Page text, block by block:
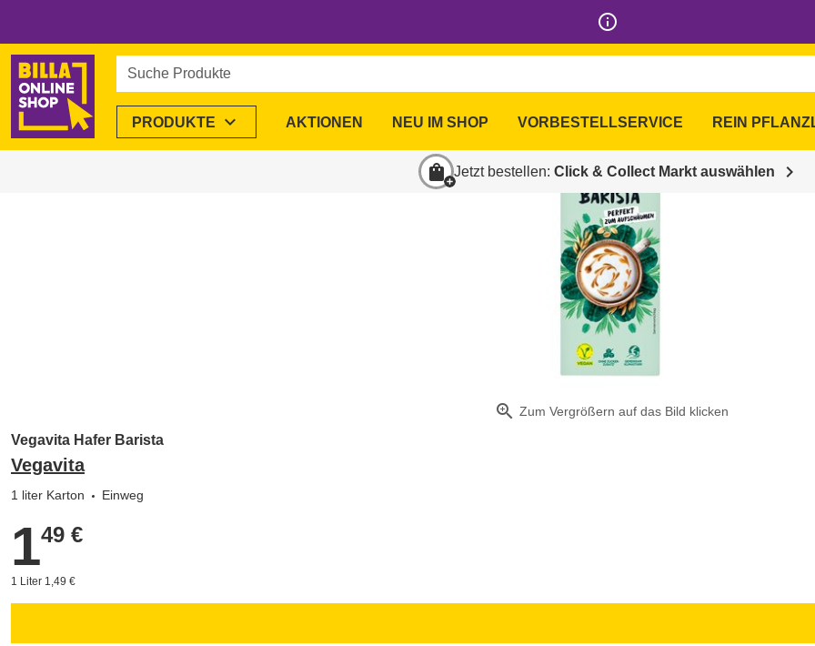
info_outline
Suche Produkte
PRODUKTE expand_more AKTIONEN NEU IM SHOP VORBESTELLSERVICE REIN
shopping_bag Jetzt bestellen: Click & Collect Markt auswählen chevron_right
zoom_in Zum Vergrößern auf das Bild klicken
Vegavita Hafer Barista
Vegavita
1 liter Karton Einweg
1,49 €
149 €
1 Liter 1,49 €